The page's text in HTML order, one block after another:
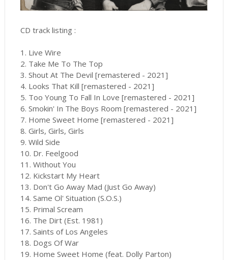
CD track listing :
1. Live Wire
2. Take Me To The Top
3. Shout At The Devil [remastered - 2021]
4. Looks That Kill [remastered - 2021]
5. Too Young To Fall In Love [remastered - 2021]
6. Smokin' In The Boys Room [remastered - 2021]
7. Home Sweet Home [remastered - 2021]
8. Girls, Girls, Girls
9. Wild Side
10. Dr. Feelgood
11. Without You
12. Kickstart My Heart
13. Don't Go Away Mad (Just Go Away)
14. Same Ol' Situation (S.O.S.)
15. Primal Scream
16. The Dirt (Est. 1981)
17. Saints of Los Angeles
18. Dogs Of War
19. Home Sweet Home (feat. Dolly Parton)